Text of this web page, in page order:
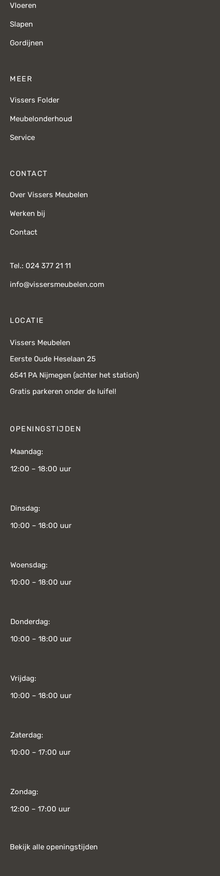
Vloeren
Slapen
Gordijnen
MEER
Vissers Folder
Meubelonderhoud
Service
CONTACT
Over Vissers Meubelen
Werken bij
Contact
Tel.: 024 377 21 11
info@vissersmeubelen.com
LOCATIE
Vissers Meubelen
Eerste Oude Heselaan 25
6541 PA Nijmegen (achter het station)
Gratis parkeren onder de luifel!
OPENINGSTIJDEN
Maandag:
12:00 – 18:00 uur
Dinsdag:
10:00 – 18:00 uur
Woensdag:
10:00 – 18:00 uur
Donderdag:
10:00 – 18:00 uur
Vrijdag:
10:00 – 18:00 uur
Zaterdag:
10:00 – 17:00 uur
Zondag:
12:00 – 17:00 uur
Bekijk alle openingstijden